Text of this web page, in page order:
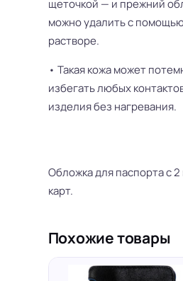
щеточкой — и прежний
можно удалить с
растворе.
• Такая кожа может
избегать любых
изделия без нагревания.
Обложка для паспорта с
карт.
Похожие товары